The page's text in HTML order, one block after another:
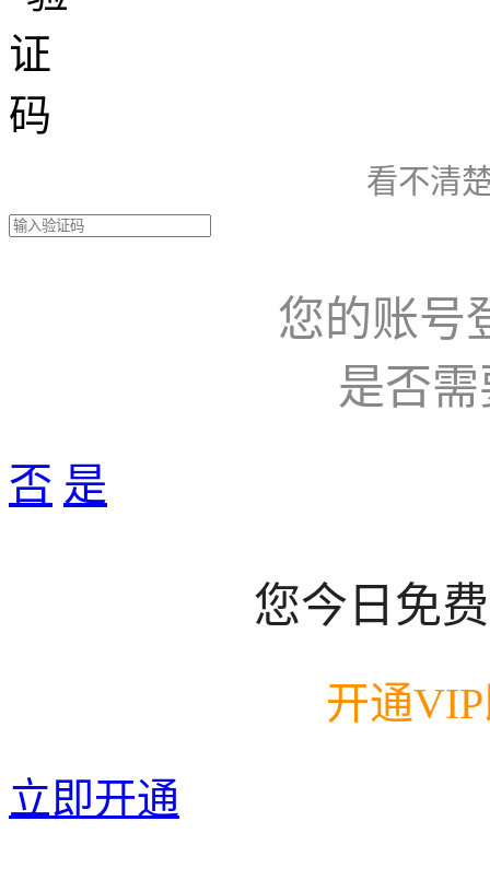
看不清
您的账号
是否
否 是
您今日免
开通
立即开通